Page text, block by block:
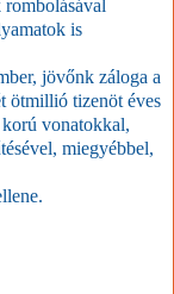
is
jövőnk záloga a
ötmillió tizenöt éves
vonatokkal,
miegyébbel,